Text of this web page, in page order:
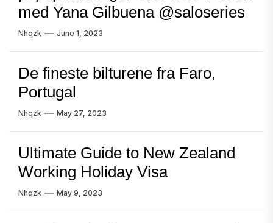
med Yana Gilbuena @saloseries
Nhqzk June 1, 2023
De fineste bilturene fra Faro,
Portugal
Nhqzk May 27, 2023
Ultimate Guide to New Zealand
Working Holiday Visa
Nhqzk May 9, 2023